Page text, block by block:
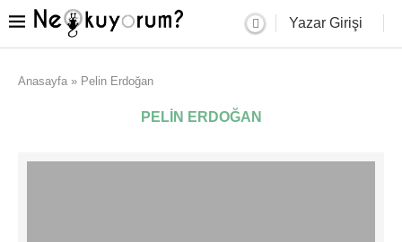
Yazar Girişi
Anasayfa » Pelin Erdoğan
PELIN ERDOĞAN